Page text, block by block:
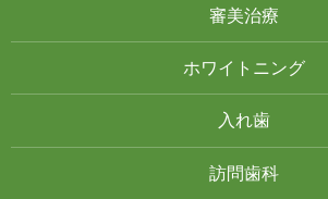
審美治療
ホワイトニング
入れ歯
訪問歯科